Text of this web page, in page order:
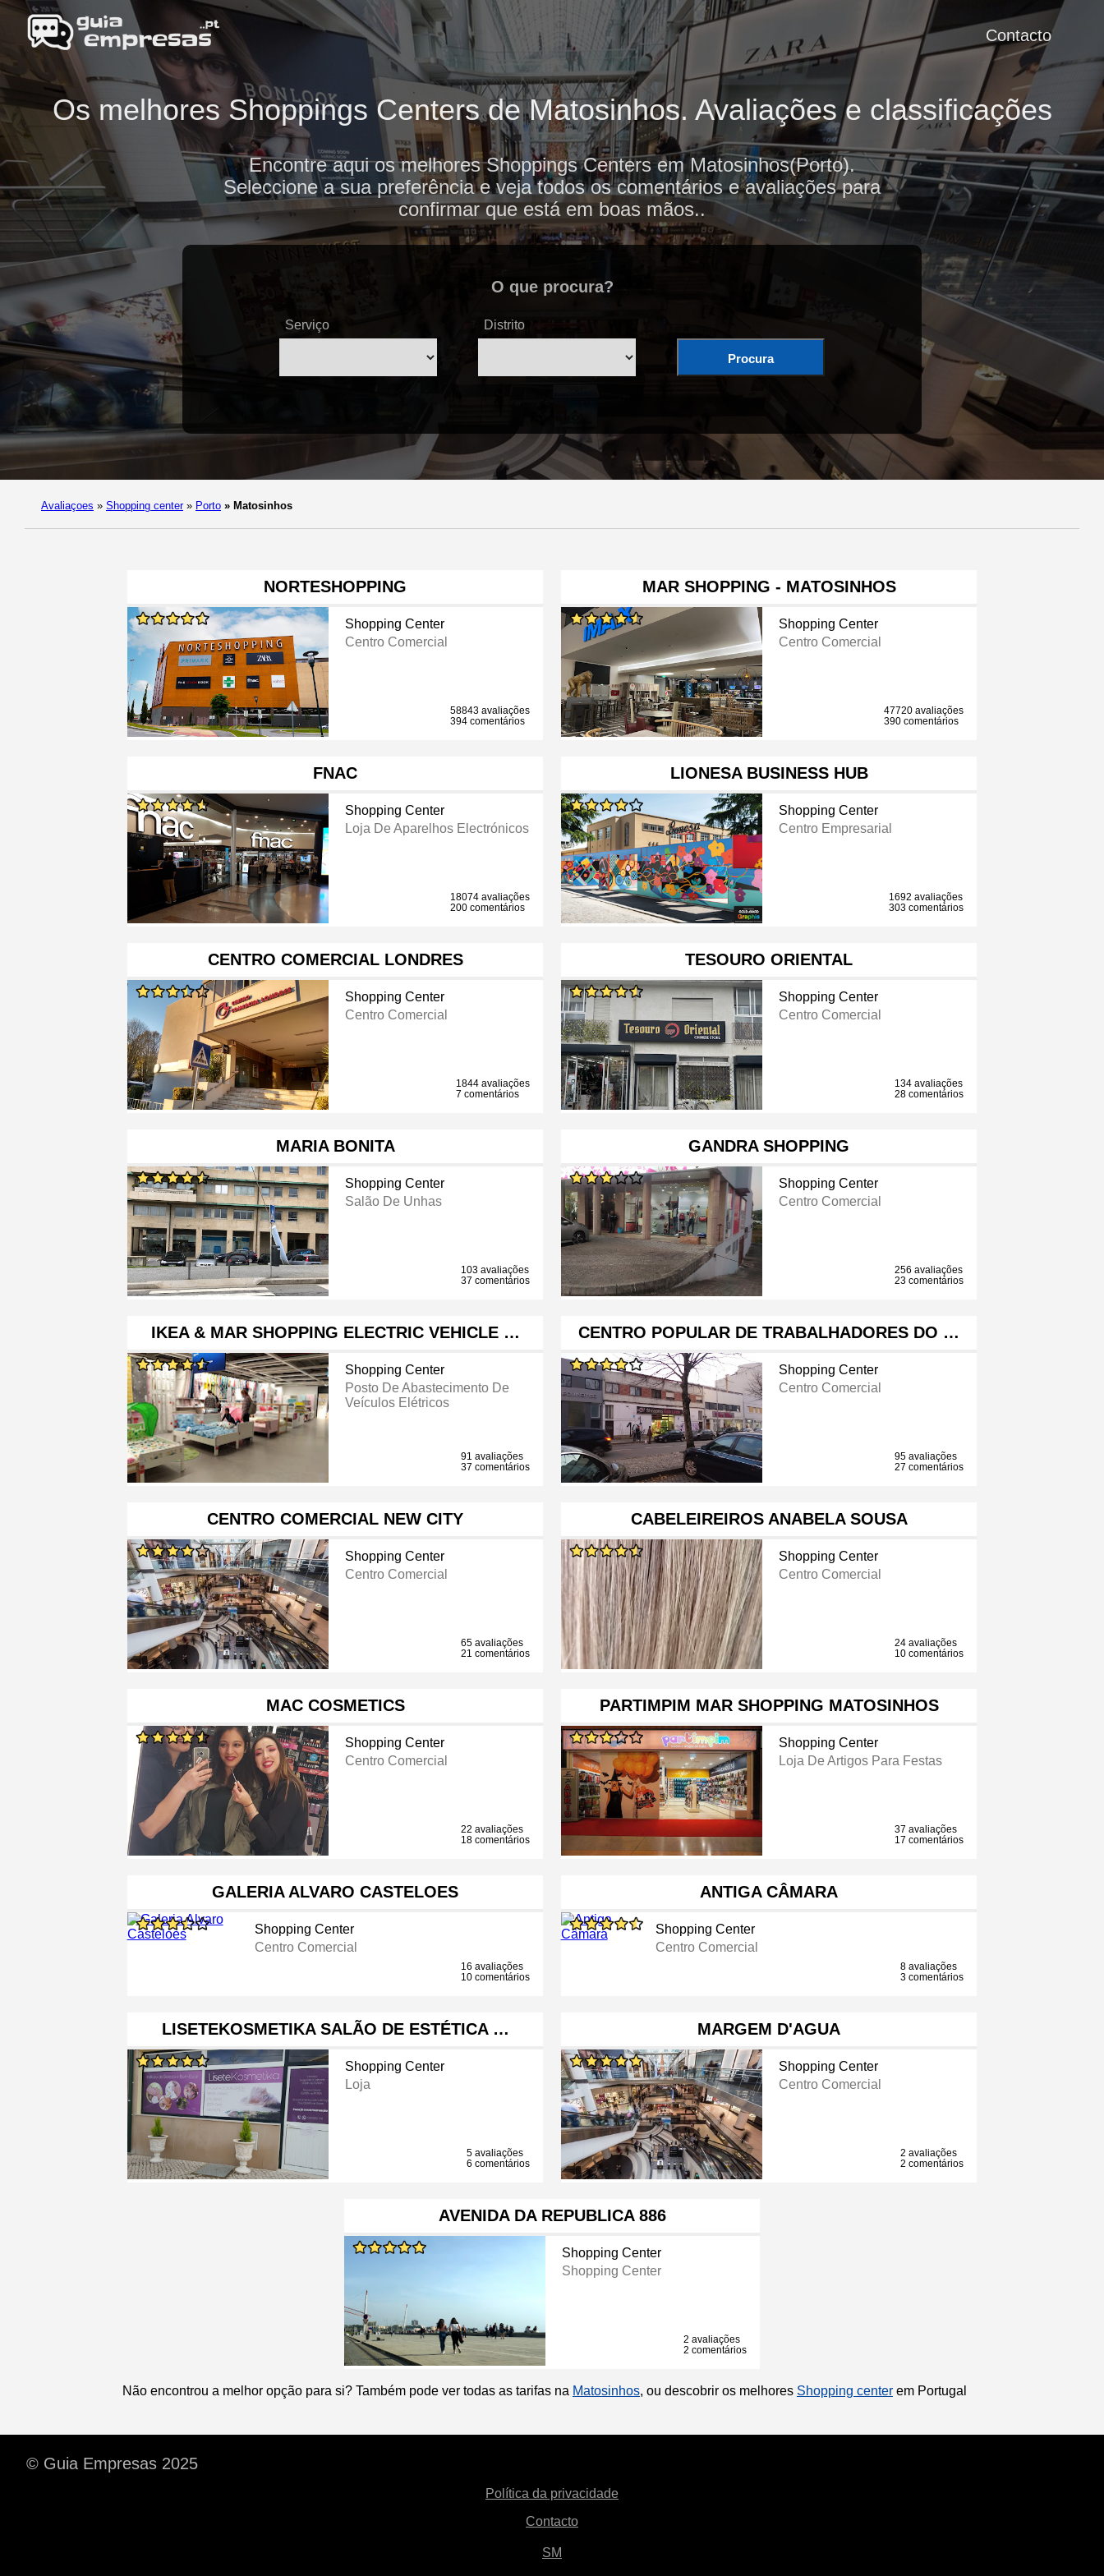
Contacto
Os melhores Shoppings Centers de Matosinhos. Avaliações e classificações
Encontre aqui os melhores Shoppings Centers em Matosinhos(Porto).
Seleccione a sua preferência e veja todos os comentários e avaliações para
confirmar que está em boas mãos..
O que procura?
Serviço Distrito
Procura
Avaliaçoes » Shopping center » Porto » Matosinhos
NORTESHOPPING
Shopping Center
Centro Comercial
58843 avaliações
394 comentários
MAR SHOPPING - MATOSINHOS
Shopping Center
Centro Comercial
47720 avaliações
390 comentários
FNAC
Shopping Center
Loja De Aparelhos Electrónicos
18074 avaliações
200 comentários
LIONESA BUSINESS HUB
Shopping Center
Centro Empresarial
1692 avaliações
303 comentários
CENTRO COMERCIAL LONDRES
Shopping Center
Centro Comercial
1844 avaliações
7 comentários
TESOURO ORIENTAL
Shopping Center
Centro Comercial
134 avaliações
28 comentários
MARIA BONITA
Shopping Center
Salão De Unhas
103 avaliações
37 comentários
GANDRA SHOPPING
Shopping Center
Centro Comercial
256 avaliações
23 comentários
IKEA & MAR SHOPPING ELECTRIC VEHICLE …
Shopping Center
Posto De Abastecimento De
Veículos Elétricos
91 avaliações
37 comentários
CENTRO POPULAR DE TRABALHADORES DO …
Shopping Center
Centro Comercial
95 avaliações
27 comentários
CENTRO COMERCIAL NEW CITY
Shopping Center
Centro Comercial
65 avaliações
21 comentários
CABELEIREIROS ANABELA SOUSA
Shopping Center
Centro Comercial
24 avaliações
10 comentários
MAC COSMETICS
Shopping Center
Centro Comercial
22 avaliações
18 comentários
PARTIMPIM MAR SHOPPING MATOSINHOS
Shopping Center
Loja De Artigos Para Festas
37 avaliações
17 comentários
GALERIA ALVARO CASTELOES
Shopping Center
Centro Comercial
16 avaliações
10 comentários
ANTIGA CÂMARA
Shopping Center
Centro Comercial
8 avaliações
3 comentários
LISETEKOSMETIKA SALÃO DE ESTÉTICA …
Shopping Center
Loja
5 avaliações
6 comentários
MARGEM D'AGUA
Shopping Center
Centro Comercial
2 avaliações
2 comentários
AVENIDA DA REPUBLICA 886
Shopping Center
Shopping Center
2 avaliações
2 comentários
Não encontrou a melhor opção para si? Também pode ver todas as tarifas na Matosinhos, ou descobrir os melhores Shopping center em Portugal
© Guia Empresas 2025
Política da privacidade
Contacto
SM